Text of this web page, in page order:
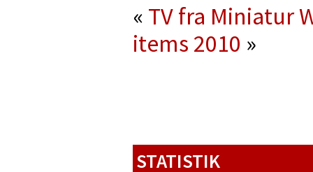
« TV fra Miniatur
items 2010 »
STATISTIK